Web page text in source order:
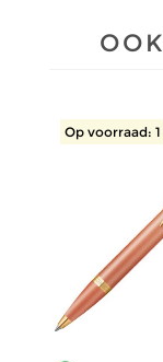
Op voorraad: 1